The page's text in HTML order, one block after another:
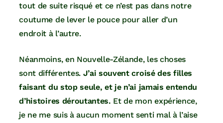
tout de suite risqué et ce n’est pas dans notre
coutume de lever le pouce pour aller d’un
endroit à l’autre.
Néanmoins, en Nouvelle-Zélande, les choses
sont différentes. J’ai souvent croisé des filles
faisant du stop seule, et je n’ai jamais entendu
d’histoires déroutantes. Et de mon expérience,
je ne me suis à aucun moment senti mal à l’aise